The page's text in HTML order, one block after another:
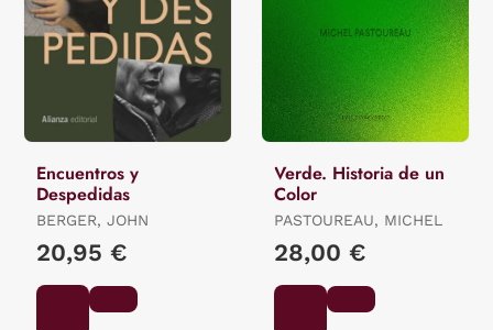
Encuentros y
Despedidas
BERGER, JOHN
20,95 €
Verde. Historia de un
Color
PASTOUREAU, MICHEL
28,00 €